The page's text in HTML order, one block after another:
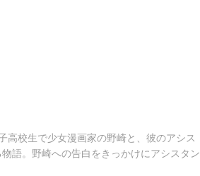
高校生で少女漫画家の野崎と、彼のアシス
語。野崎への告白をきっかけにアシスタン